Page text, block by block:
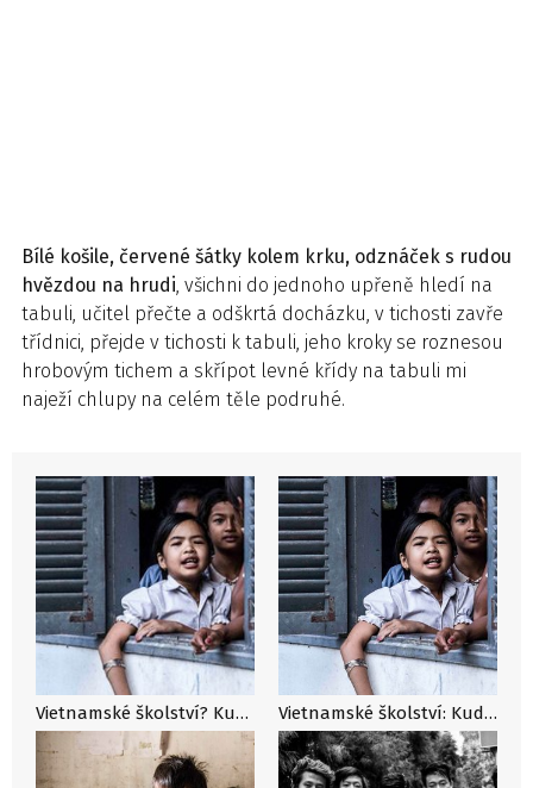
Bílé košile, červené šátky kolem krku, odznáček s rudou
hvězdou na hrudi, všichni do jednoho upřeně hledí na
tabuli, učitel přečte a odškrtá docházku, v tichosti zavře
třídnici, přejde v tichosti k tabuli, jeho kroky se roznesou
hrobovým tichem a skřípot levné křídy na tabuli mi
naježí chlupy na celém těle podruhé.
Vietnamské školství? Kudla do zad! Podrobně o tom, jaká je školní realita ve Vietnamu Vietnamské školství: Kudla do zad